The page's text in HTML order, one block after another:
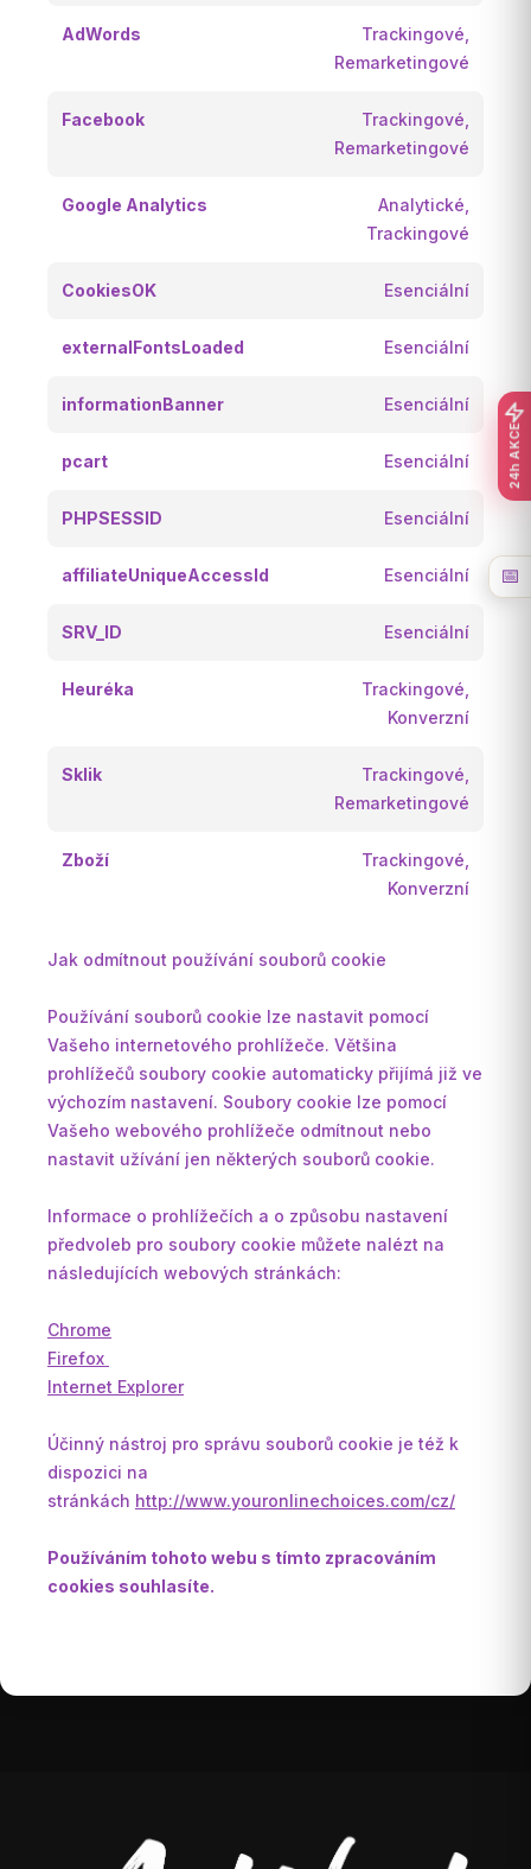
AdWords
Trackingové,
Remarketingové
Facebook
Trackingové,
Remarketingové
Google Analytics
Analytické,
Trackingové
CookiesOK Esenciální
externalFontsLoaded Esenciální
informationBanner Esenciální
pcart Esenciální
PHPSESSID Esenciální
affiliateUniqueAccessId Esenciální
SRV_ID Esenciální
Heuréka
Trackingové,
Konverzní
Sklik
Trackingové,
Remarketingové
Zboží
Trackingové,
Konverzní
Jak odmítnout používání souborů cookie
Používání souborů cookie lze nastavit pomocí
Vašeho internetového prohlížeče. Většina
prohlížečů soubory cookie automaticky přijímá již ve
výchozím nastavení. Soubory cookie lze pomocí
Vašeho webového prohlížeče odmítnout nebo
nastavit užívání jen některých souborů cookie.
Informace o prohlížečích a o způsobu nastavení
předvoleb pro soubory cookie můžete nalézt na
následujících webových stránkách:
Chrome
Firefox
Internet Explorer
Účinný nástroj pro správu souborů cookie je též k
dispozici na
stránkách http://www.youronlinechoices.com/cz/
Používáním tohoto webu s tímto zpracováním
cookies souhlasíte.
24h AKCE
📅